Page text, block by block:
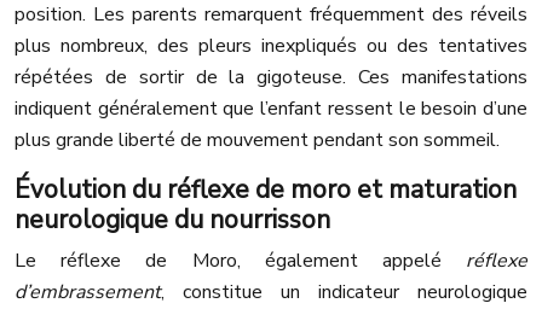
position. Les parents remarquent fréquemment des réveils
plus nombreux, des pleurs inexpliqués ou des tentatives
répétées de sortir de la gigoteuse. Ces manifestations
indiquent généralement que l’enfant ressent le besoin d’une
plus grande liberté de mouvement pendant son sommeil.
Évolution du réflexe de moro et maturation
neurologique du nourrisson
Le réflexe de Moro, également appelé réflexe
d’embrassement, constitue un indicateur neurologique